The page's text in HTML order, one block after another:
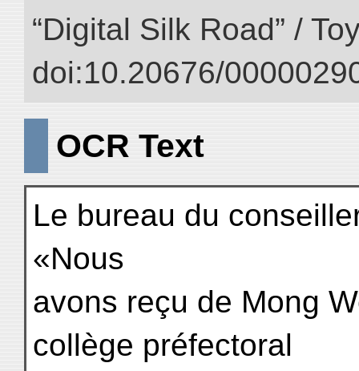
“Digital Silk Road” /
doi:10.20676/
OCR Text
Le bureau du
«Nous
avons reçu de Mong
collège préfectoral